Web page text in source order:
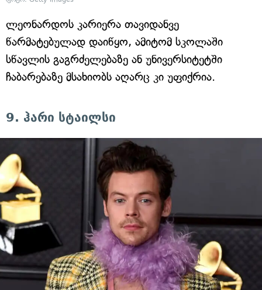
ლეონარდოს კარიერა თავიდანვე
წარმატებულად დაიწყო, ამიტომ სკოლაში
სწავლის გაგრძელებაზე ან უნივერსიტეტში
ჩაბარებაზე მსახიობს აღარც კი უფიქრია.
9. ჰარი სტაილსი